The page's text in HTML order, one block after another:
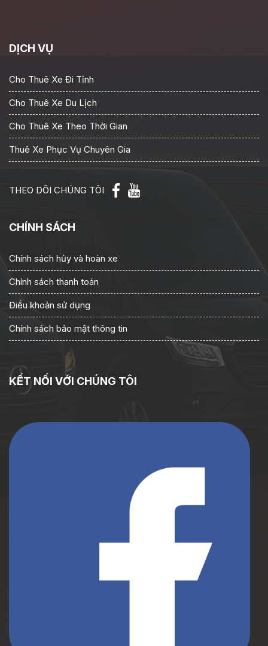
DỊCH VỤ
Cho Thuê Xe Đi Tỉnh
Cho Thuê Xe Du Lịch
Cho Thuê Xe Theo Thời Gian
Thuê Xe Phục Vụ Chuyên Gia
THEO DÕI CHÚNG TÔI
CHÍNH SÁCH
Chính sách hủy và hoàn xe
Chính sách thanh toán
Điều khoản sử dụng
Chính sách bảo mật thông tin
KẾT NỐI VỚI CHÚNG TÔI